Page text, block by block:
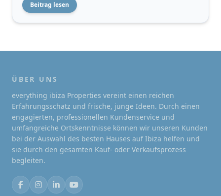
Beitrag lesen
ÜBER UNS
everything ibiza Properties vereint einen reichen
Erfahrungsschatz und frische, junge Ideen. Durch einen
engagierten, professionellen Kundenservice und
umfangreiche Ortskenntnisse können wir unseren Kunden
bei der Auswahl des besten Hauses auf Ibiza helfen und
sie durch den gesamten Kauf- oder Verkaufsprozess
begleiten.